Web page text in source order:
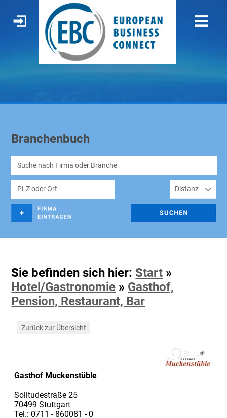
Branchenbuch
Sie befinden sich hier: Start »
Hotel/Gastronomie » Gasthof,
Pension, Restaurant, Bar
Zurück zur Übersicht
Gasthof Muckenstüble
Solitudestraße 25
70499 Stuttgart
Tel.: 0711 - 860081 - 0